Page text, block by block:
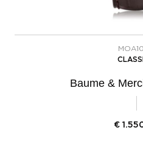
Baume &
€